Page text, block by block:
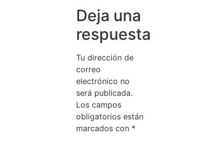
Deja una
respuesta
Tu dirección de
correo
electrónico no
será publicada.
Los campos
obligatorios están
marcados con *